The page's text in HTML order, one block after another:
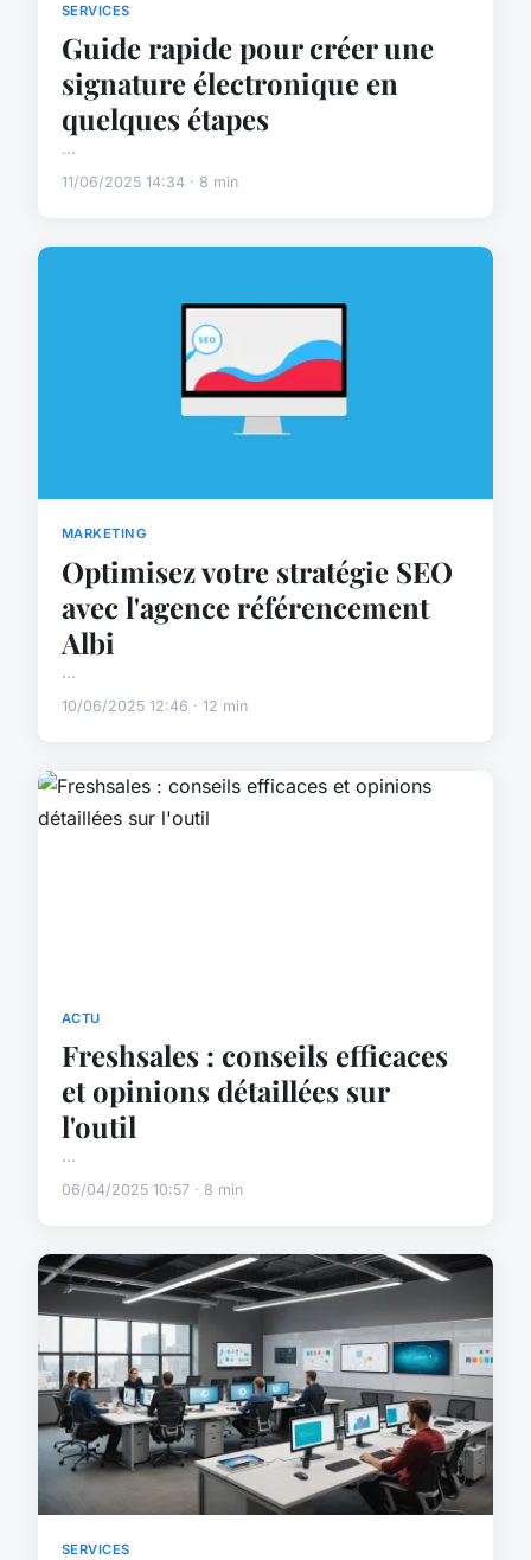
SERVICES
Guide rapide pour créer une
signature électronique en
quelques étapes
...
11/06/2025 14:34 · 8 min
MARKETING
Optimisez votre stratégie SEO
avec l'agence référencement
Albi
...
10/06/2025 12:46 · 12 min
ACTU
Freshsales : conseils efficaces
et opinions détaillées sur
l'outil
...
06/04/2025 10:57 · 8 min
SERVICES